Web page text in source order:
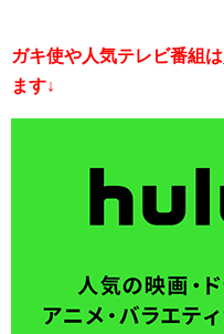
ガキ使や人気テレビ番組は
ます↓